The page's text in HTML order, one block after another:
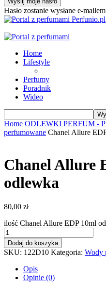
Hasło zostanie wysłane e-
Perfunio.pl
Home
Lifestyle
Perfumy
Poradnik
Wideo
Home ODLEWKI PERFUM -
perfumowane Chanel Allure
Chanel Allure
odlewka
80,00 zł
ilość Chanel Allure EDP 10ml
Dodaj do koszyka
SKU: 122D10 Kategoria: Wody
Opis
Opinie (0)